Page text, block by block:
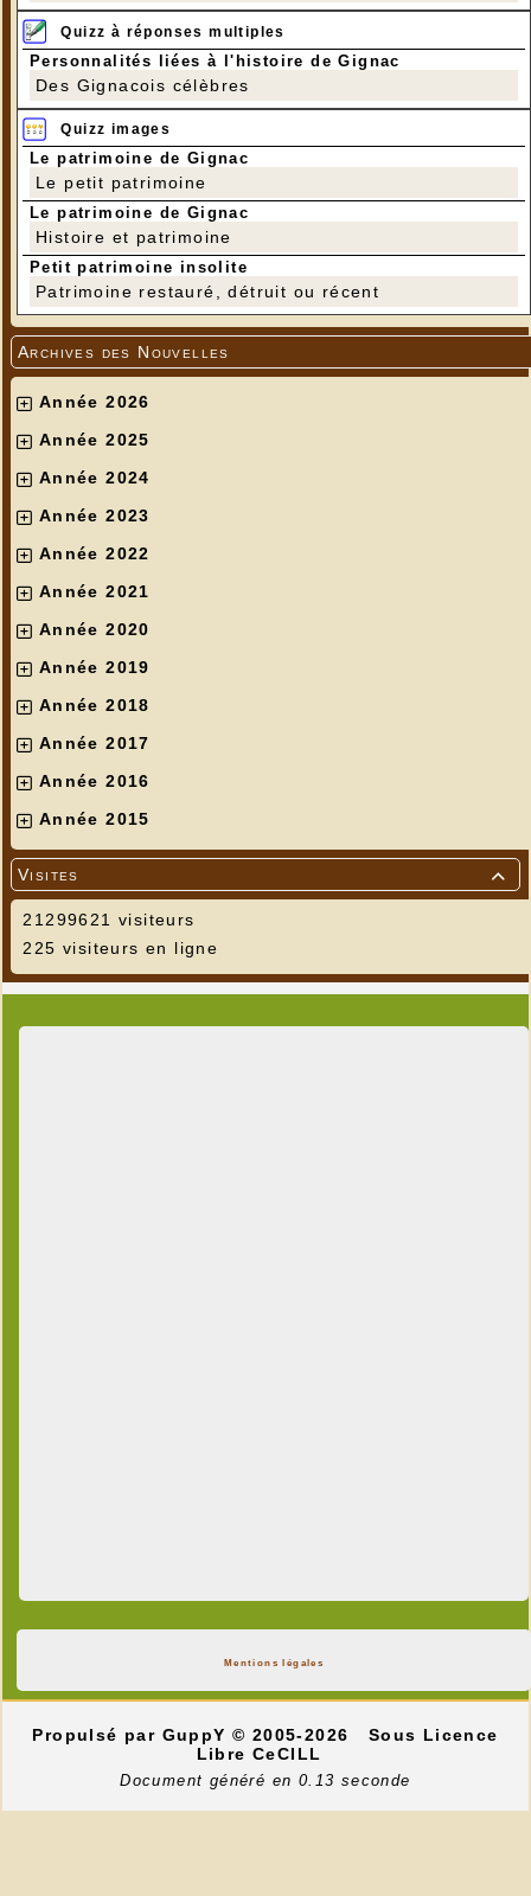
Quizz à réponses multiples
Personnalités liées à l'histoire de Gignac
Des Gignacois célèbres
Quizz images
Le patrimoine de Gignac
Le petit patrimoine
Le patrimoine de Gignac
Histoire et patrimoine
Petit patrimoine insolite
Patrimoine restauré, détruit ou récent
Archives des Nouvelles
Année 2026
Année 2025
Année 2024
Année 2023
Année 2022
Année 2021
Année 2020
Année 2019
Année 2018
Année 2017
Année 2016
Année 2015

Visites
21299621 visiteurs
225 visiteurs en ligne
Mentions légales
Propulsé par GuppY© 2005-2026
Sous Licence
Libre CeCILL
Document généré en 0.13 seconde